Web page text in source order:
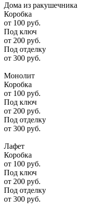
Дома из ракушечника
Коробка
от 100 руб.
Под ключ
от 200 руб.
Под отделку
от 300 руб.
Монолит
Коробка
от 100 руб.
Под ключ
от 200 руб.
Под отделку
от 300 руб.
Лафет
Коробка
от 100 руб.
Под ключ
от 200 руб.
Под отделку
от 300 руб.